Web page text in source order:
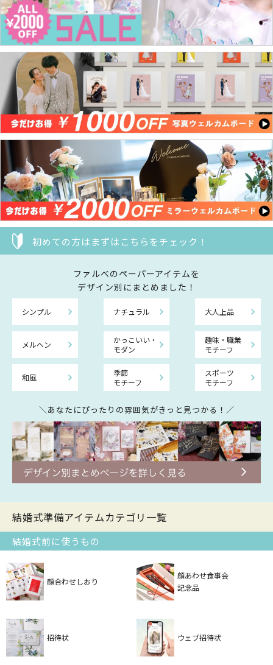
初めての方はまずはこちらをチェック！
ファルべのペーパーアイテムを
デザイン別にまとめました！
シンプル ナチュラル 大人上品
メルヘン
かっこいい・
モダン
趣味・職業
モチーフ
和風
季節
モチーフ
スポーツ
モチーフ
＼あなたにぴったりの雰囲気がきっと見つかる！／
結婚式準備アイテムカテゴリ一覧
結婚式前に使うもの
顔合わせしおり
顔あわせ食事会
記念品
招待状 ウェブ招待状